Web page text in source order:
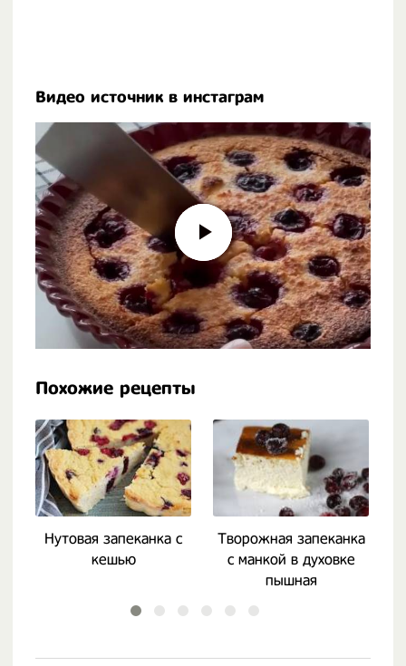
Видео источник в инстаграм
Похожие рецепты
Нутовая запеканка с
кешью
Творожная запеканка
с манкой в духовке
пышная